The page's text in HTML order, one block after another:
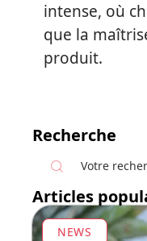
intense, où
que la
produit.
Recherche
Articles
NEWS